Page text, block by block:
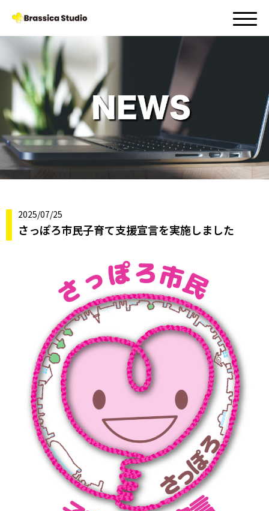
2025/07/25
さっぽろ市民子育て支援宣言を実施しました